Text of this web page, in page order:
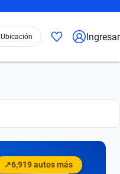
Ubicación Ingresar
↗6,919 autos más